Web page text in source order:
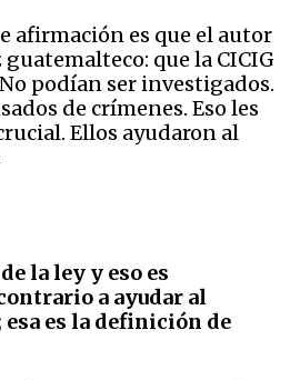
afirmación es que el autor
que la CICIG
podían ser investigados.
de crímenes. Eso les
Ellos ayudaron al
la ley y eso es
a ayudar al
es la definición de